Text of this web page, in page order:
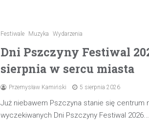
Festiwale Muzyka Wydarzenia
Dni Pszczyny Festiwal
sierpnia w sercu miasta
Przemysław Kamiński 5 sierpnia 2026
Już niebawem Pszczyna stanie się
wyczekiwanych Dni Pszczyny Festiwal